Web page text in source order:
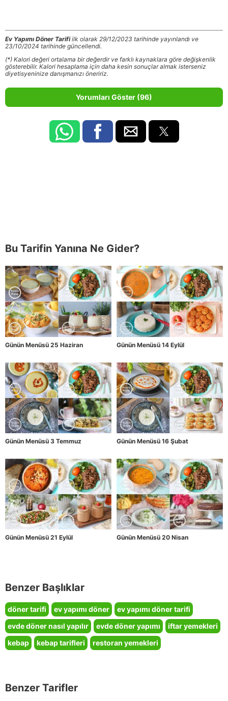
Ev Yapımı Döner Tarifiilk olarak 29/12/2023 tarihinde yayınlandı ve
23/10/2024 tarihinde güncellendi.
(*) Kalori değeri ortalama bir değerdir ve farklı kaynaklara göre değişkenlik
gösterebilir. Kalori hesaplama için daha kesin sonuçlar almak isterseniz
diyetisyeninize danışmanızı öneririz.
Yorumları Göster (96)
Bu Tarifin Yanına Ne Gider?
Günün Menüsü 25 Haziran Günün Menüsü 14 Eylül
Günün Menüsü 3 Temmuz Günün Menüsü 16 Şubat
Günün Menüsü 21 Eylül Günün Menüsü 20 Nisan
Benzer Başlıklar
döner tarifi ev yapımı döner
ev yapımı döner tarifi
evde döner nasıl yapılır
evde döner yapımı
iftar yemekleri
kebap
kebap tarifleri restoran yemekleri
Benzer Tarifler